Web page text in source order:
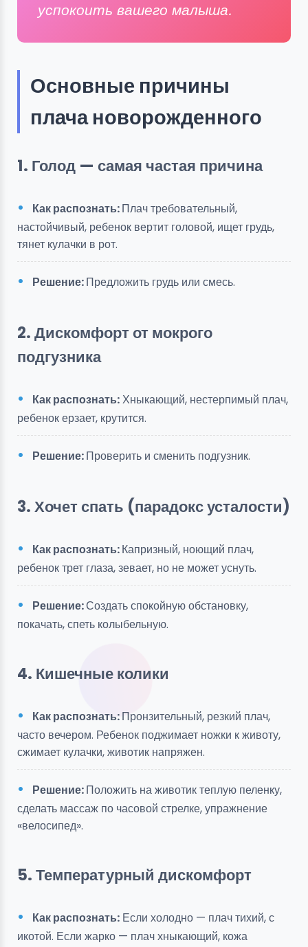
успокоить вашего малыша.
Основные причины
плача новорожденного
1. Голод — самая частая причина
Как распознать:Плач требовательный,
настойчивый, ребенок вертит головой, ищет грудь,
тянет кулачки в рот.
Решение:Предложить грудь или смесь.
2. Дискомфорт от мокрого
подгузника
Как распознать:Хныкающий, нестерпимый плач,
ребенок ерзает, крутится.
Решение:Проверить и сменить подгузник.
3. Хочет спать (парадокс усталости)
Как распознать:Капризный, ноющий плач,
ребенок трет глаза, зевает, но не может уснуть.
Решение:Создать спокойную обстановку,
покачать, спеть колыбельную.
4. Кишечные колики
Как распознать:Пронзительный, резкий плач,
часто вечером. Ребенок поджимает ножки к животу,
сжимает кулачки, животик напряжен.
Решение:Положить на животик теплую пеленку,
сделать массаж по часовой стрелке, упражнение
«велосипед».
5. Температурный дискомфорт
Как распознать: Если холодно — плач тихий, с
икотой. Если жарко — плач хныкающий, кожа